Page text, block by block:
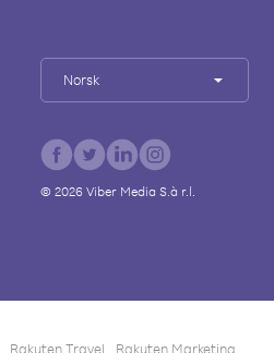
Norsk
© 2026Viber Media S.à r.l.
Rakuten Travel Rakuten Marketing